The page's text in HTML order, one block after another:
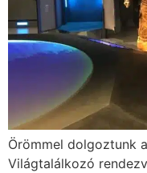
Örömmel dolgoztunk
Világtalálkozó